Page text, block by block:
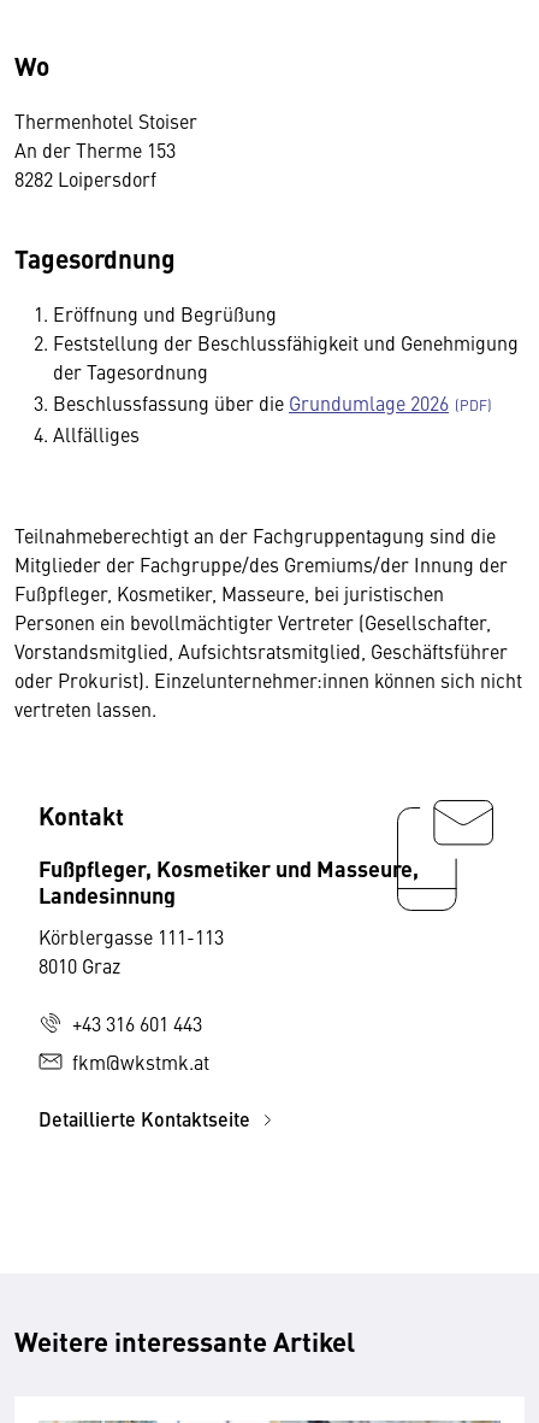
Wo
Thermenhotel Stoiser
An der Therme 153
8282 Loipersdorf
Tagesordnung
Eröffnung und Begrüßung
Feststellung der Beschlussfähigkeit und Genehmigung
der Tagesordnung
Beschlussfassung über die Grundumlage 2026
Allfälliges
Teilnahmeberechtigt an der Fachgruppentagung sind die
Mitglieder der Fachgruppe/des Gremiums/der Innung der
Fußpfleger, Kosmetiker, Masseure, bei juristischen
Personen ein bevollmächtigter Vertreter (Gesellschafter,
Vorstandsmitglied, Aufsichtsratsmitglied, Geschäftsführer
oder Prokurist). Einzelunternehmer:innen können sich nicht
vertreten lassen.
Kontakt
Fußpfleger, Kosmetiker und Masseure,
Landesinnung
Körblergasse 111-113
8010 Graz
+43 316 601 443
fkm@wkstmk.at
Detaillierte Kontaktseite
Weitere interessante Artikel